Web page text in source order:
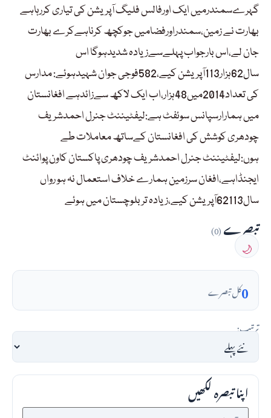
گہرےسمندرمیں ایک اورفالس فلیگ آپریشن کی تیاری کررہاہے
بھارت نے زمین،سمندراورفضامیں جوکچھ کرناہےکرے بھارت
جان لے،اس بارجواب پہلےسےزیادہ شدیدہوگا اس
سال62ہزار113آپریشن کیے،582فوجی جوان شہیدہوئے: مدارس
کی تعداد2014میں48ہزار،اب ایک لاکھ سےزائدہے افغانستان
میں ہمارارسپانس سوئفٹ ہے:لیفٹیننٹ جنرل احمدشریف
چودھری کوشش کی افغانستان کےساتھ معاملات طے
ہوں:لیفٹیننٹ جنرل احمدشریف چودھری پاکستان کاون پوائنٹ
ایجنڈاہے،افغان سرزمین ہمارے خلاف استعمال نہ ہو رواں
سال62113آپریشن کیے،زیادہ تربلوچستان میں ہوئے
تبصرے(0)
🌙
0کل تبصرے
ترتیب:
اپنا تبصرہ لکھیں